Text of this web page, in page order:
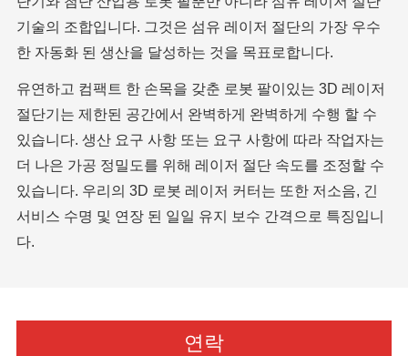
기술의 조합입니다. 그것은 섬유 레이저 절단의 가장 우수
한 자동화 된 생산을 달성하는 것을 목표로합니다.
유연하고 컴팩트 한 손목을 갖춘 로봇 팔이있는 3D 레이저
절단기는 제한된 공간에서 완벽하게 완벽하게 수행 할 수
있습니다. 생산 요구 사항 또는 요구 사항에 따라 작업자는
더 나은 가공 정밀도를 위해 레이저 절단 속도를 조정할 수
있습니다. 우리의 3D 로봇 레이저 커터는 또한 저소음, 긴
서비스 수명 및 연장 된 일일 유지 보수 간격으로 특징입니
다.
연락